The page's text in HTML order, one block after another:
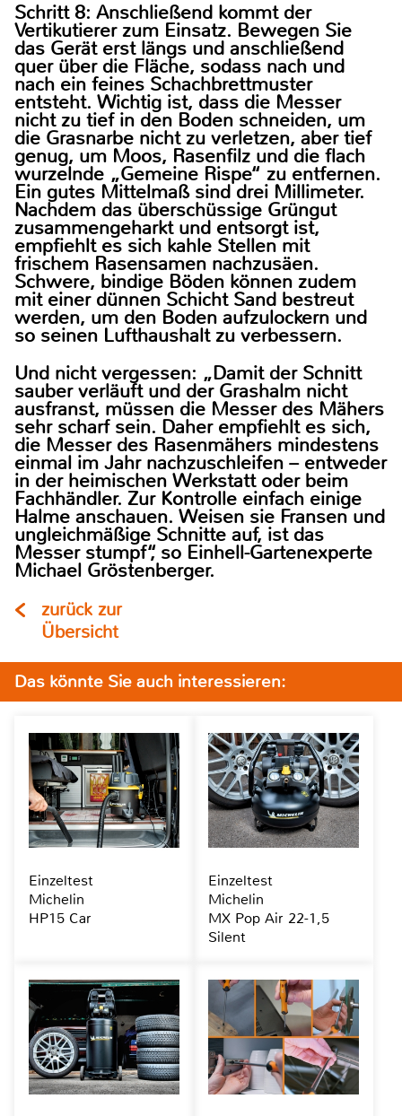
Schritt 8: Anschließend kommt der
Vertikutierer zum Einsatz. Bewegen Sie
das Gerät erst längs und anschließend
quer über die Fläche, sodass nach und
nach ein feines Schachbrettmuster
entsteht. Wichtig ist, dass die Messer
nicht zu tief in den Boden schneiden, um
die Grasnarbe nicht zu verletzen, aber tief
genug, um Moos, Rasenfilz und die flach
wurzelnde „Gemeine Rispe“ zu entfernen.
Ein gutes Mittelmaß sind drei Millimeter.
Nachdem das überschüssige Grüngut
zusammengeharkt und entsorgt ist,
empfiehlt es sich kahle Stellen mit
frischem Rasensamen nachzusäen.
Schwere, bindige Böden können zudem
mit einer dünnen Schicht Sand bestreut
werden, um den Boden aufzulockern und
so seinen Lufthaushalt zu verbessern.
Und nicht vergessen: „Damit der Schnitt
sauber verläuft und der Grashalm nicht
ausfranst, müssen die Messer des Mähers
sehr scharf sein. Daher empfiehlt es sich,
die Messer des Rasenmähers mindestens
einmal im Jahr nachzuschleifen – entweder
in der heimischen Werkstatt oder beim
Fachhändler. Zur Kontrolle einfach einige
Halme anschauen. Weisen sie Fransen und
ungleichmäßige Schnitte auf, ist das
Messer stumpf“, so Einhell-Gartenexperte
Michael Gröstenberger.
zurück zur
Übersicht
Das könnte Sie auch interessieren:
Einzeltest
Michelin
HP15 Car
Einzeltest
Michelin
MX Pop Air 22-1,5
Silent